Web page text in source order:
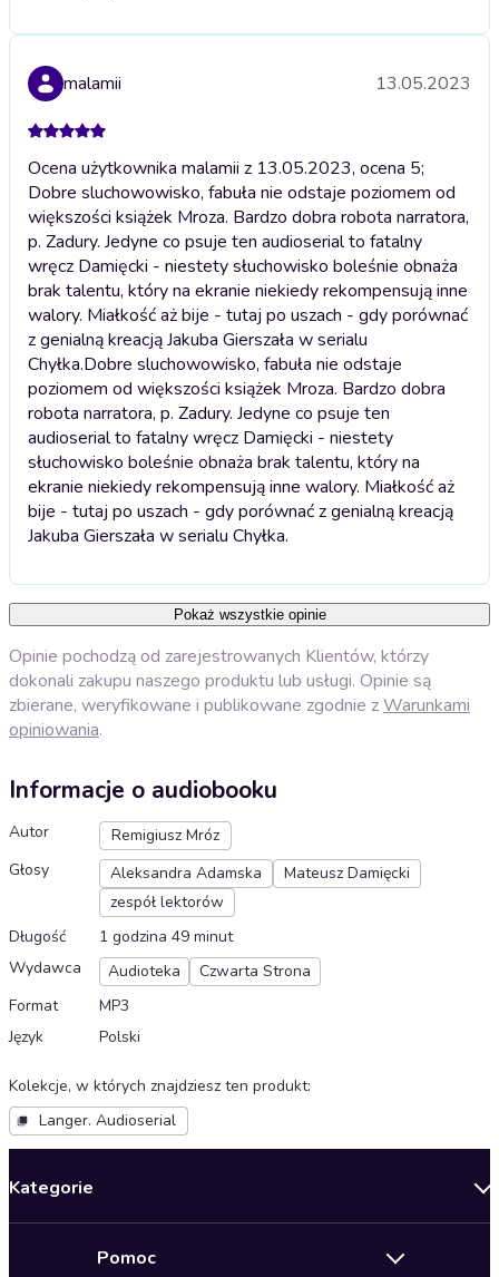
malamii 13.05.2023
Ocena użytkownika malamii z 13.05.2023, ocena 5;
Dobre sluchowowisko, fabuła nie odstaje poziomem od
większości książek Mroza. Bardzo dobra robota narratora,
p. Zadury. Jedyne co psuje ten audioserial to fatalny
wręcz Damięcki - niestety słuchowisko boleśnie obnaża
brak talentu, który na ekranie niekiedy rekompensują inne
walory. Miałkość aż bije - tutaj po uszach - gdy porównać
z genialną kreacją Jakuba Gierszała w serialu
Chyłka.Dobre sluchowowisko, fabuła nie odstaje
poziomem od większości książek Mroza. Bardzo dobra
robota narratora, p. Zadury. Jedyne co psuje ten
audioserial to fatalny wręcz Damięcki - niestety
słuchowisko boleśnie obnaża brak talentu, który na
ekranie niekiedy rekompensują inne walory. Miałkość aż
bije - tutaj po uszach - gdy porównać z genialną kreacją
Jakuba Gierszała w serialu Chyłka.
Pokaż wszystkie opinie
Opinie pochodzą od zarejestrowanych Klientów, którzy
dokonali zakupu naszego produktu lub usługi. Opinie są
zbierane, weryfikowane i publikowane zgodnie zWarunkami
opiniowania.
Informacje o audiobooku
Autor
Remigiusz Mróz
Głosy
Aleksandra Adamska
Mateusz Damięcki
zespół lektorów
Długość
1 godzina 49 minut
Wydawca
Audioteka
Czwarta Strona
Format
MP3
Język
Polski
Kolekcje, w których znajdziesz ten produkt:
Langer. Audioserial
Kategorie
Pomoc